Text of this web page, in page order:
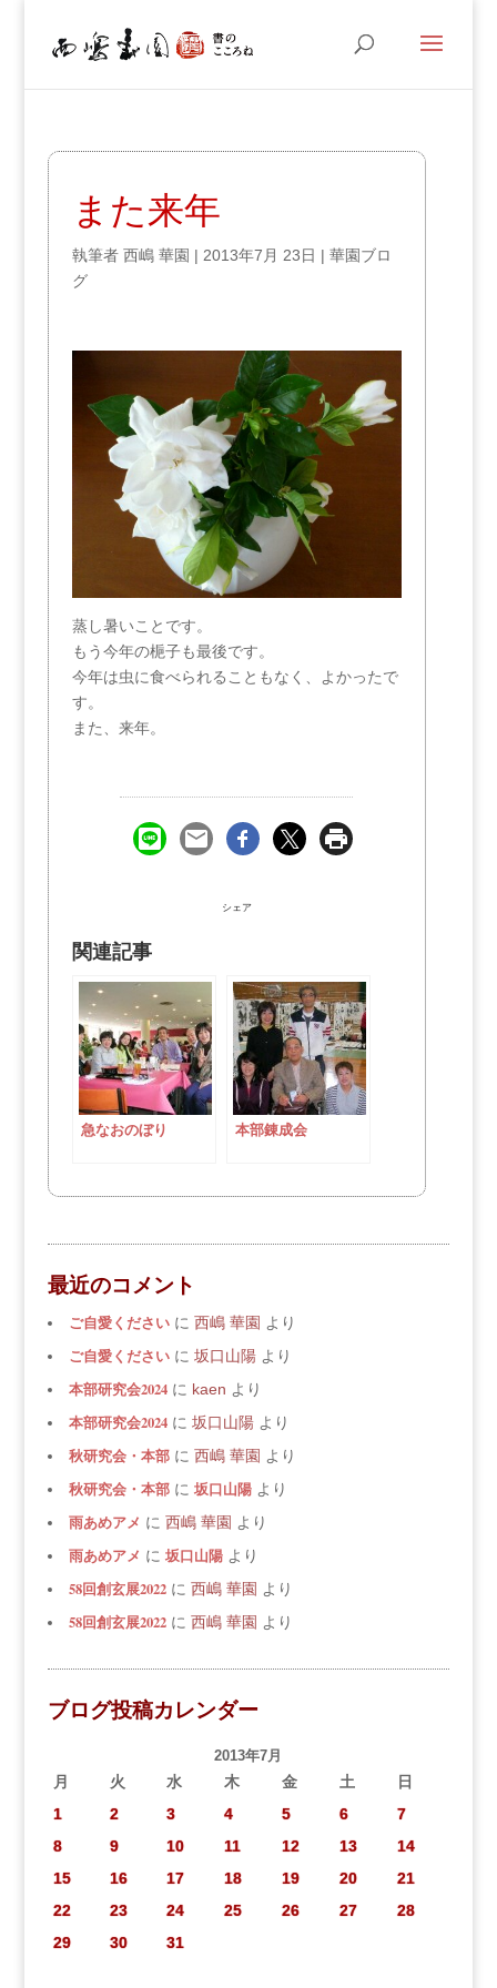
また来年
執筆者 西嶋 華園 | 2013年7月 23日 | 華園ブロ
グ
蒸し暑いことです。
もう今年の梔子も最後です。
今年は虫に食べられることもなく、よかったで
す。
また、来年。
シェア
関連記事
急なおのぼり 本部錬成会
最近のコメント
ご自愛くださいに 西嶋 華園 より
ご自愛くださいに 坂口山陽より
本部研究会2024に kaen より
本部研究会2024に 坂口山陽より
秋研究会・本部に 西嶋 華園 より
秋研究会・本部に 坂口山陽より
雨あめアメ に 西嶋 華園 より
雨あめアメ に 坂口山陽より
58回創玄展2022に 西嶋 華園 より
58回創玄展2022に 西嶋 華園 より
ブログ投稿カレンダー
2013年7月
月 火 水 木 金 土
日
1
2 3 4 5 6
7
8
9 10 11 12 13
14
15
16 17 18 19 20
21
22
23 24 25 26 27
28
29
30 31